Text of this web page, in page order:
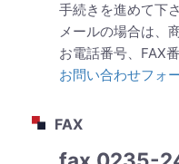
手続きを進めて下さ
メールの場合は、
お電話番号、FAX
お問い合わせフォ
FAX